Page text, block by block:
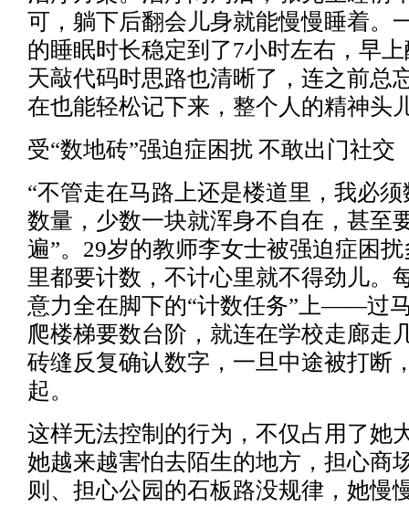
可，躺下后翻会儿身就能慢慢睡着。
的睡眠时长稳定到了7小时左右，早
天敲代码时思路也清晰了，连之前总
在也能轻松记下来，整个人的精神头
受“数地砖”强迫症困扰 不敢出门社交
“不管走在马路上还是楼道里，我必
数量，少数一块就浑身不自在，甚至
遍”。29岁的教师李女士被强迫症困
里都要计数，不计心里就不得劲儿。
意力全在脚下的“计数任务”上——过
爬楼梯要数台阶，就连在学校走廊走
砖缝反复确认数字，一旦中途被打断
起。
这样无法控制的行为，不仅占用了她
她越来越害怕去陌生的地方，担心商
则、担心公园的石板路没规律，她慢